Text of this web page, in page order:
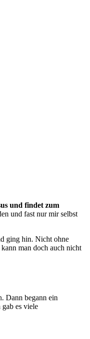
und findet zum
und fast nur mir selbst
ging hin. Nicht ohne
man doch auch nicht
Dann begann ein
es viele